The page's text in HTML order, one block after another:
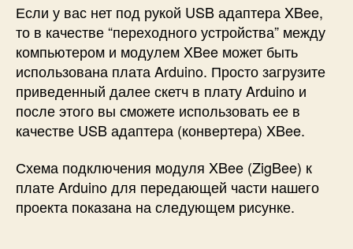
Если у вас нет под рукой USB адаптера XBee,
то в качестве “переходного устройства” между
компьютером и модулем XBee может быть
использована плата Arduino. Просто загрузите
приведенный далее скетч в плату Arduino и
после этого вы сможете использовать ее в
качестве USB адаптера (конвертера) XBee.
Схема подключения модуля XBee (ZigBee) к
плате Arduino для передающей части нашего
проекта показана на следующем рисунке.